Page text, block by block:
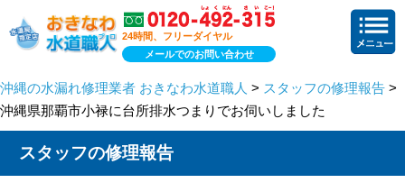
24時間、フリーダイヤル
メールでのお問い合わせ
沖縄の水漏れ修理業者 おきなわ水道職人 > スタッフの修理報告 >
沖縄県那覇市小禄に台所排水つまりでお伺いしました
スタッフの修理報告